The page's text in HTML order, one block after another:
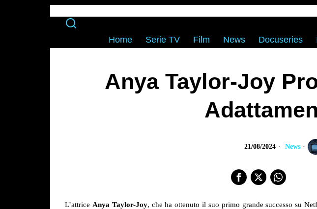
Home Serie TV Film News Docuseries
Anya Taylor-Joy
21/08/2024 News
L’attrice Anya Taylor-Joy, che ha ottenuto il suo primo grande successo su